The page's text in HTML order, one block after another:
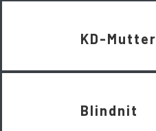
KD-Mutter
Blindnit